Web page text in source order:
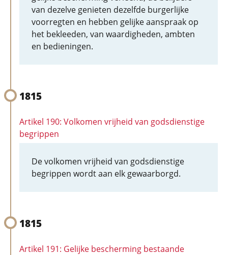
van dezelve genieten dezelfde burgerlijke
voorregten en hebben gelijke aanspraak op
het bekleeden, van waardigheden, ambten
en bedieningen.
1815
Artikel 190: Volkomen vrijheid van godsdienstige
begrippen
De volkomen vrijheid van godsdienstige
begrippen wordt aan elk gewaarborgd.
1815
Artikel 191: Gelijke bescherming bestaande